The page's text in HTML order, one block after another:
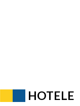
HOTELE